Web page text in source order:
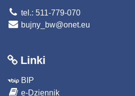
tel.: 511-779-070
bujny_bw@onet.eu
Linki
BIP
e-Dziennik